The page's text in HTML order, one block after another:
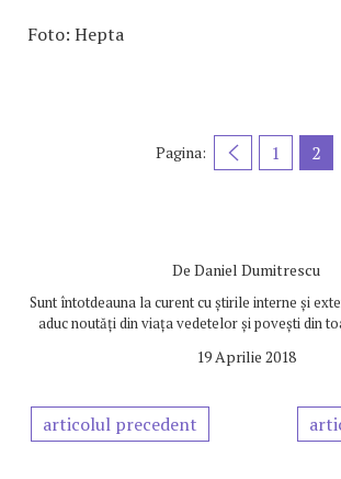
Foto: Hepta
Pagina: 1 2
De Daniel Dumitrescu
Sunt întotdeauna la curent cu știrile interne și
aduc noutăți din viața vedetelor și povești din
19 Aprilie 2018
articolul precedent